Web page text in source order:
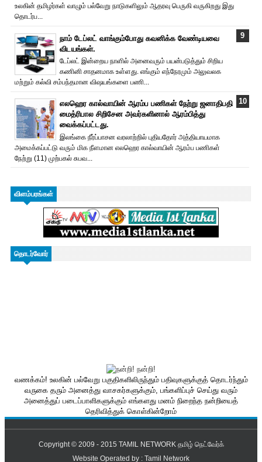
உலகின் தமிழர்கள் வாழும் பல்வேறு நாடுகளிலும் ஆதரவு பெருகி வருகிறது இது
தொடர்ப...
நாம் டேப்லட் வாங்கும்போது கவனிக்க வேண்டியவை
விடயங்கள்.
டேப்லட் இன்றைய நாளில் அனைவரும் பயன்படுத்தும் சிறிய
கணினி சாதனமாக உள்ளது. எங்கும் எந்நேரமும் அலுவலக
மற்றும் கல்வி சம்பந்தமான விஷயங்களை பணி...
எலஹெர கால்வாயின் ஆரம்ப பணிகள் நேற்று ஜனாதிபதி
மைத்ரிபால சிறிசேன அவர்களினால் ஆரம்பித்து
வைக்கப்பட்டது.
இலங்கை நீர்ப்பாசன வரலாற்றில் புதியதோர் அத்தியாயமாக
அமைக்கப்பட்டு வரும் மிக நீளமான எலஹெர கால்வாயின் ஆரம்ப பணிகள்
நேற்று (11) முற்பகல் சுபவ...
விளம்பரங்கள்
தொடர்வோர்
வணக்கம்! உலகின் பல்வேறு பகுதிகளிலிருந்தும் பதிவுகளுக்குத் தொடர்ந்தும்
வருகை தரும் அனைத்து வாசகர்களுக்கும், பங்களிப்புச் செய்து வரும்
அனைத்துப் படைப்பாளிகளுக்கும் எங்களது மனம் நிறைந்த நன்றியைத்
தெரிவித்துக் கொள்கின்றோம்
Copyright © 2009 - 2015 TAMIL NETWORK தமிழ் நெட்வேர்க்
Website Operated by : Tamil Network